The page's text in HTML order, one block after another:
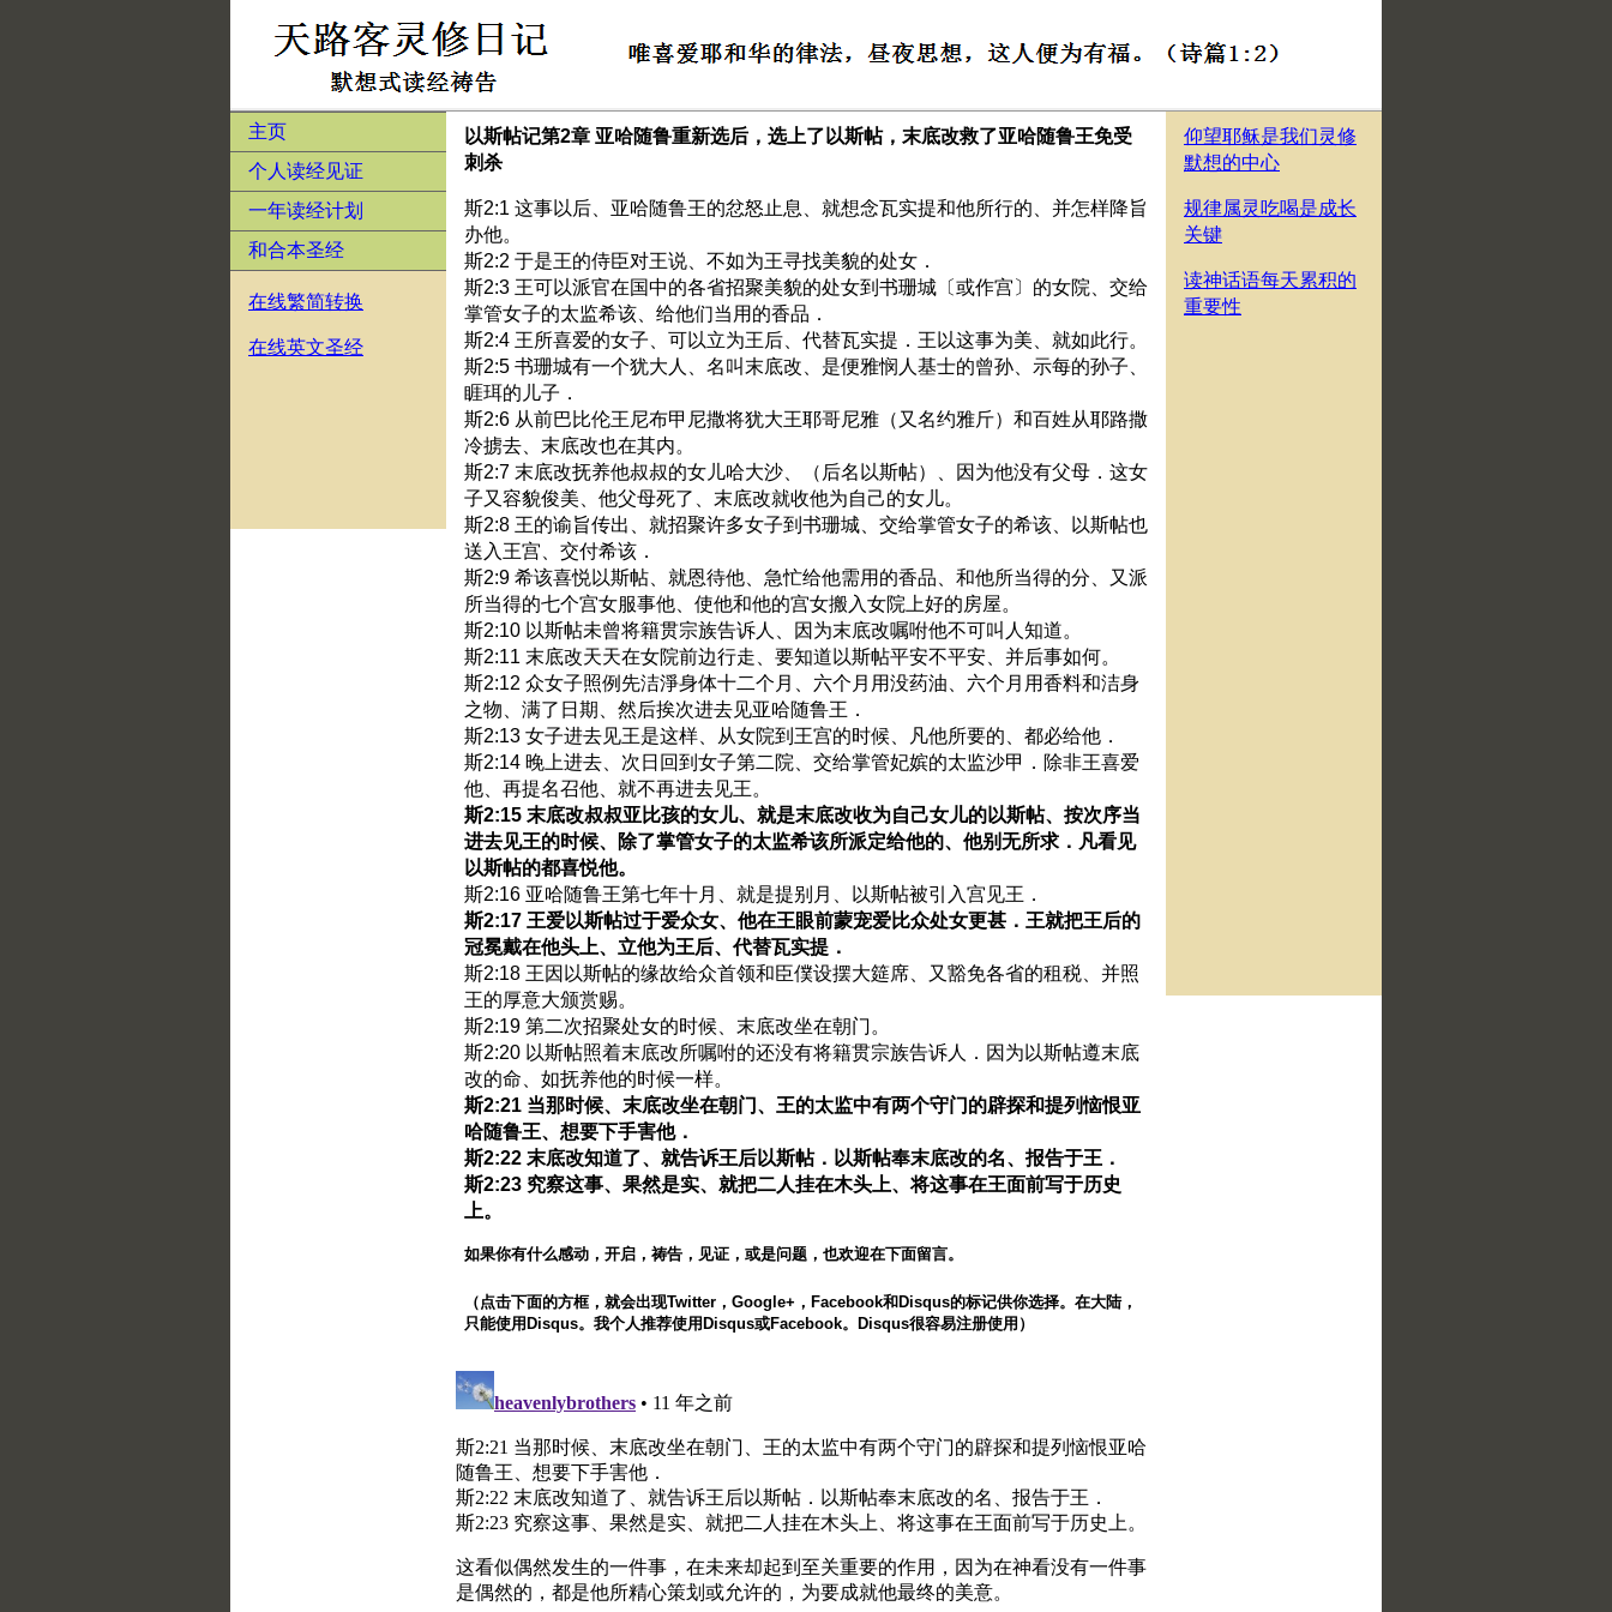
主页
个人读经见证
一年读经计划
和合本圣经
在线繁简转换
在线英文圣经
以斯帖记第2章 亚哈随鲁重新选后，选上了以斯帖，末底改救了亚哈随鲁王免受
刺杀
斯2:1 这事以后、亚哈随鲁王的忿怒止息、就想念瓦实提和他所行的、并怎样降旨
办他。
斯2:2 于是王的侍臣对王说、不如为王寻找美貌的处女．
斯2:3 王可以派官在国中的各省招聚美貌的处女到书珊城〔或作宫〕的女院、交给
掌管女子的太监希该、给他们当用的香品．
斯2:4 王所喜爱的女子、可以立为王后、代替瓦实提．王以这事为美、就如此行。
斯2:5 书珊城有一个犹大人、名叫末底改、是便雅悯人基士的曾孙、示每的孙子、
睚珥的儿子．
斯2:6 从前巴比伦王尼布甲尼撒将犹大王耶哥尼雅（又名约雅斤）和百姓从耶路撒
冷掳去、末底改也在其内。
斯2:7 末底改抚养他叔叔的女儿哈大沙、（后名以斯帖）、因为他没有父母．这女
子又容貌俊美、他父母死了、末底改就收他为自己的女儿。
斯2:8 王的谕旨传出、就招聚许多女子到书珊城、交给掌管女子的希该、以斯帖也
送入王宫、交付希该．
斯2:9 希该喜悦以斯帖、就恩待他、急忙给他需用的香品、和他所当得的分、又派
所当得的七个宫女服事他、使他和他的宫女搬入女院上好的房屋。
斯2:10 以斯帖未曾将籍贯宗族告诉人、因为末底改嘱咐他不可叫人知道。
斯2:11 末底改天天在女院前边行走、要知道以斯帖平安不平安、并后事如何。
斯2:12 众女子照例先洁淨身体十二个月、六个月用没药油、六个月用香料和洁身
之物、满了日期、然后挨次进去见亚哈随鲁王．
斯2:13 女子进去见王是这样、从女院到王宫的时候、凡他所要的、都必给他．
斯2:14 晚上进去、次日回到女子第二院、交给掌管妃嫔的太监沙甲．除非王喜爱
他、再提名召他、就不再进去见王。
斯2:15 末底改叔叔亚比孩的女儿、就是末底改收为自己女儿的以斯帖、按次序当
进去见王的时候、除了掌管女子的太监希该所派定给他的、他别无所求．凡看见
以斯帖的都喜悦他。
斯2:16 亚哈随鲁王第七年十月、就是提别月、以斯帖被引入宫见王．
斯2:17 王爱以斯帖过于爱众女、他在王眼前蒙宠爱比众处女更甚．王就把王后的
冠冕戴在他头上、立他为王后、代替瓦实提．
斯2:18 王因以斯帖的缘故给众首领和臣僕设摆大筵席、又豁免各省的租税、并照
王的厚意大颁赏赐。
斯2:19 第二次招聚处女的时候、末底改坐在朝门。
斯2:20 以斯帖照着末底改所嘱咐的还没有将籍贯宗族告诉人．因为以斯帖遵末底
改的命、如抚养他的时候一样。
斯2:21 当那时候、末底改坐在朝门、王的太监中有两个守门的辟探和提列恼恨亚
哈随鲁王、想要下手害他．
斯2:22 末底改知道了、就告诉王后以斯帖．以斯帖奉末底改的名、报告于王．
斯2:23 究察这事、果然是实、就把二人挂在木头上、将这事在王面前写于历史
上。
如果你有什么感动，开启，祷告，见证，或是问题，也欢迎在下面留言。
（点击下面的方框，就会出现Twitter，Google+，Facebook和Disqus的标记供你选择。在大陆，
只能使用Disqus。我个人推荐使用Disqus或Facebook。Disqus很容易注册使用）
仰望耶稣是我们灵修
默想的中心
规律属灵吃喝是成长
关键
读神话语每天累积的
重要性